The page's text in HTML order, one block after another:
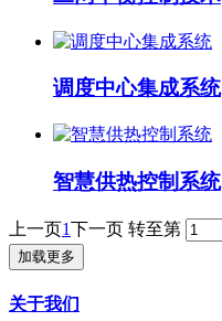
调度中心集成系统
智慧供热控制系统
上一页1下一页 转至第
加载更多
关于我们